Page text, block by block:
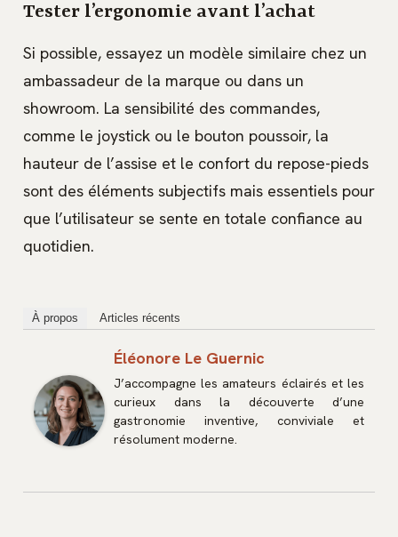
Tester l’ergonomie avant l’achat
Si possible, essayez un modèle similaire chez un
ambassadeur de la marque ou dans un
showroom. La sensibilité des commandes,
comme le joystick ou le bouton poussoir, la
hauteur de l’assise et le confort du repose-pieds
sont des éléments subjectifs mais essentiels pour
que l’utilisateur se sente en totale confiance au
quotidien.
À propos Articles récents
Éléonore Le Guernic
J’accompagne les amateurs éclairés et les
curieux dans la découverte d’une
gastronomie inventive, conviviale et
résolument moderne.